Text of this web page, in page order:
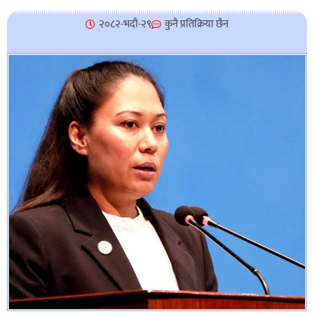
u
o
२०८२-भदौ-२९ कुनै प्रतिक्रिया छैन